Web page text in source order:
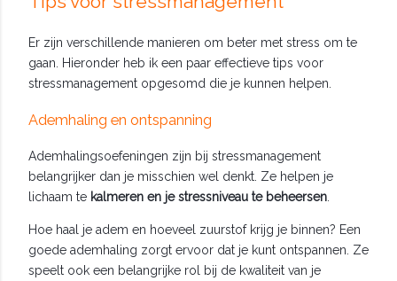
Er zijn verschillende manieren om beter met stress om te
gaan. Hieronder heb ik een paar effectieve tips voor
stressmanagement opgesomd die je kunnen helpen.
Ademhaling en ontspanning
Ademhalingsoefeningen zijn bij stressmanagement
belangrijker dan je misschien wel denkt. Ze helpen je
lichaam te kalmeren en je stressniveau te beheersen.
Hoe haal je adem en hoeveel zuurstof krijg je binnen? Een
goede ademhaling zorgt ervoor dat je kunt ontspannen. Ze
speelt ook een belangrijke rol bij de kwaliteit van je